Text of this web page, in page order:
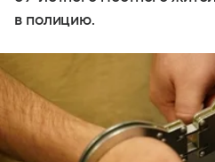
в полицию.